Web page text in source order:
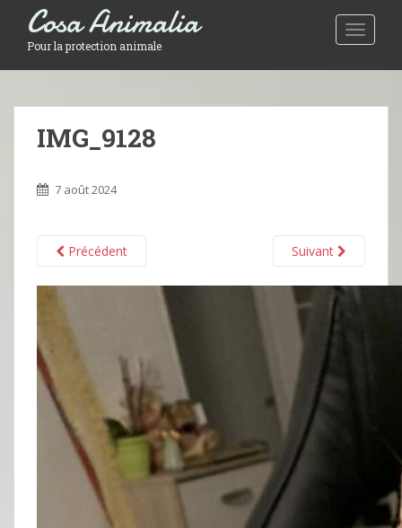
Toggle
Cosa Animalia
Pour la protection animale
IMG_9128
7 août 2024
Précédent Suivant